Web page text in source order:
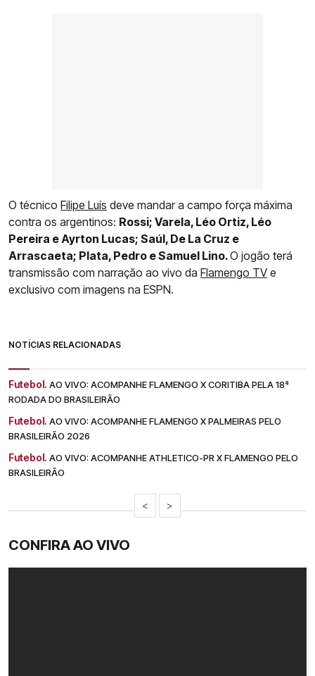
O técnico Filipe Luís deve mandar a campo força máxima
contra os argentinos: Rossi; Varela, Léo Ortiz, Léo
Pereira e Ayrton Lucas; Saúl, De La Cruz e
Arrascaeta; Plata, Pedro e Samuel Lino.O jogão terá
transmissão com narração ao vivo da Flamengo TV e
exclusivo com imagens na ESPN.
NOTÍCIAS RELACIONADAS
Futebol. AO VIVO: ACOMPANHE FLAMENGO X CORITIBA PELA 18ª
RODADA DO BRASILEIRÃO
Futebol. AO VIVO: ACOMPANHE FLAMENGO X PALMEIRAS PELO
BRASILEIRÃO 2026
Futebol. AO VIVO: ACOMPANHE ATHLETICO-PR X FLAMENGO PELO
BRASILEIRÃO
< >
CONFIRA AO VIVO